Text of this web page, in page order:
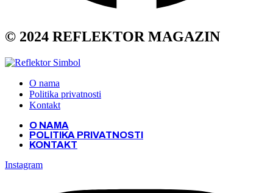
© 2024 REFLEKTOR MAGAZIN
O nama
Politika privatnosti
Kontakt
O NAMA
POLITIKA PRIVATNOSTI
KONTAKT
Instagram